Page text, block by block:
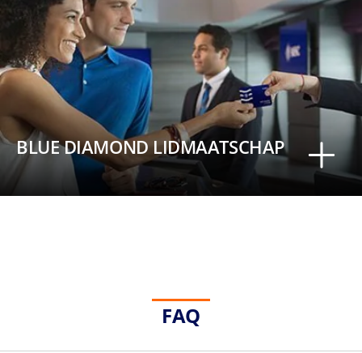
BLUE DIAMOND LIDMAATSCHAP
FAQ